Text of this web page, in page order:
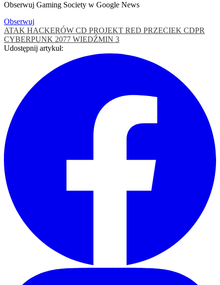
Obserwuj Gaming Society w Google News
Obserwuj
ATAK HACKERÓW CD PROJEKT RED PRZECIEK CDPR
CYBERPUNK 2077 WIEDŹMIN 3
Udostępnij artykuł: